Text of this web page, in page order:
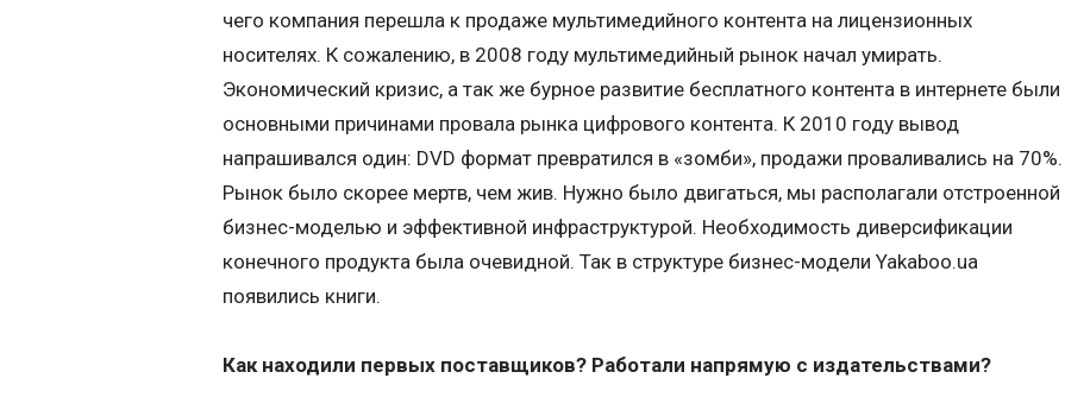
чего компания перешла к продаже мультимедийного контента на лицензионных
носителях. К сожалению, в 2008 году мультимедийный рынок начал умирать.
Экономический кризис, а так же бурное развитие бесплатного контента в интернете были
основными причинами провала рынка цифрового контента. К 2010 году вывод
напрашивался один: DVD формат превратился в «зомби», продажи проваливались на 70%.
Рынок было скорее мертв, чем жив. Нужно было двигаться, мы располагали отстроенной
бизнес-моделью и эффективной инфраструктурой. Необходимость диверсификации
конечного продукта была очевидной. Так в структуре бизнес-модели Yakaboo.ua
появились книги.
Как находили первых поставщиков? Работали напрямую с издательствами?